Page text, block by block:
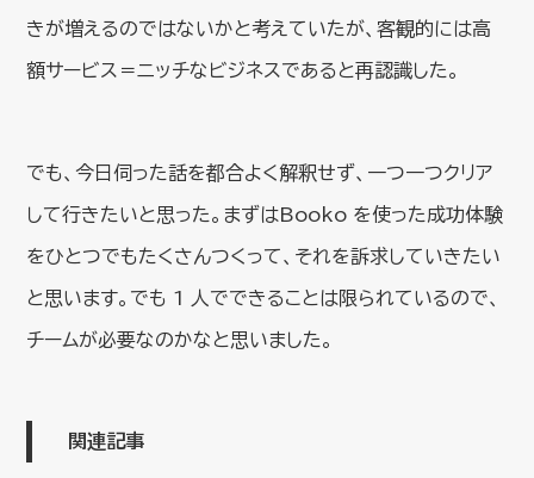
きが増えるのではないかと考えていたが、客観的には高
額サービス＝ニッチなビジネスであると再認識した。
でも、今日伺った話を都合よく解釈せず、一つ一つクリア
して行きたいと思った。まずはBooko を使った成功体験
をひとつでもたくさんつくって、それを訴求していきたい
と思います。でも 1 人でできることは限られているので、
チームが必要なのかなと思いました。
関連記事